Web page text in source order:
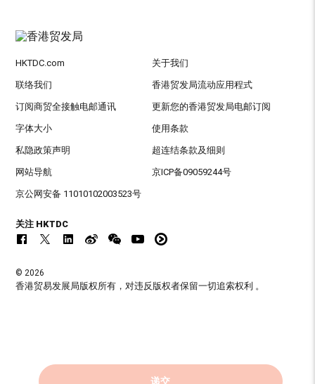
递交
HKTDC.com 关于我们
联络我们 香港贸发局流动应用程式
订阅商贸全接触电邮通讯 更新您的香港贸发局电邮订阅
字体大小 使用条款
私隐政策声明 超连结条款及细则
网站导航 京ICP备09059244号
京公网安备 11010102003523号
关注 HKTDC
© 2026
香港贸易发展局版权所有，对违反版权者保留一切追索权利 。